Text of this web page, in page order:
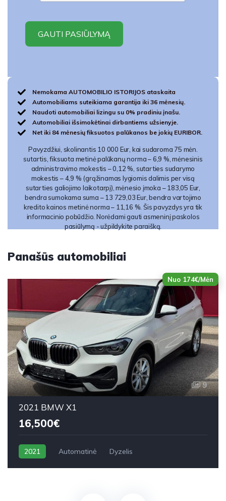
Nemokama AUTOMOBILIO ISTORIJOS ataskaita
Automobiliams suteikiama garantija iki 36 mėnesių.
Naudoti automobiliai lizingu su 0% pradiniu įnašu.
Automobiliai išsimokėtinai dirbantiems užsienyje.
Net iki 84 mėnesių fiksuotos palūkanos be jokių EURIBOR.
Pavyzdžiui, skolinantis 10 000 Eur, kai sudaroma 75 mėn.
sutartis, fiksuota metinė palūkanų norma – 6,9 %, mėnesinis
administravimo mokestis – 0,12 %, sutarties sudarymo
mokestis – 4,9 % (grąžinamas lygiomis dalimis per visą
sutarties galiojimo laikotarpį), mėnesio įmoka – 183,05 Eur,
bendra sumokama suma – 13 729,03 Eur, bendra vartojimo
kredito kainos metinė norma – 11,16 %. Šis pavyzdys yra tik
informacinio pobūdžio. Norėdami gauti asmeninį paskolos
pasiūlymą - užpildykite paraišką.
Panašūs automobiliai
Nuo 174€/Mėn
9
2021 BMW X1
16,500€
2021 Automatinė Dyzelis